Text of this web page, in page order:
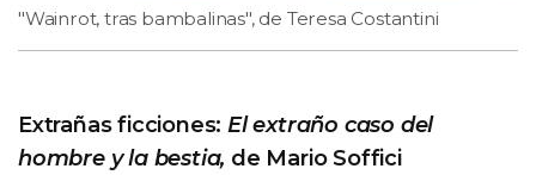
"Wainrot, tras bambalinas", de Teresa Costantini
Extrañas ficciones: El extraño caso del
hombre y la bestia, de Mario Soffici